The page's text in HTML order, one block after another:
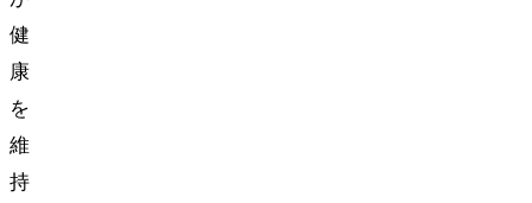
健
康
を
維
持